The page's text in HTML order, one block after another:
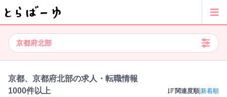
京都府北部
京都、京都府北部の求人・転職情報
1000件以上
関連度順 新着順